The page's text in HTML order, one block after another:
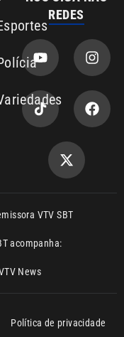
News
Política de privacidade